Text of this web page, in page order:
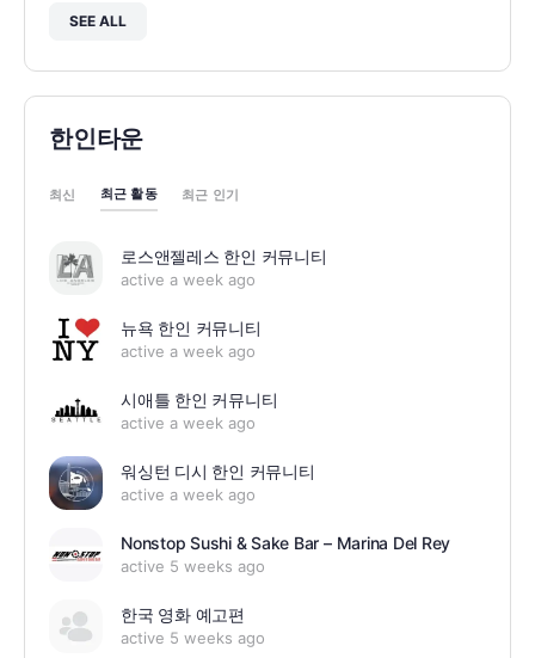
SEE ALL
한인타운
최신 최근 활동 최근 인기
로스앤젤레스 한인 커뮤니티
active a week ago
뉴욕 한인 커뮤니티
active a week ago
시애틀 한인 커뮤니티
active a week ago
워싱턴 디시 한인 커뮤니티
active a week ago
Nonstop Sushi & Sake Bar – Marina Del Rey
active 5 weeks ago
한국 영화 예고편
active 5 weeks ago